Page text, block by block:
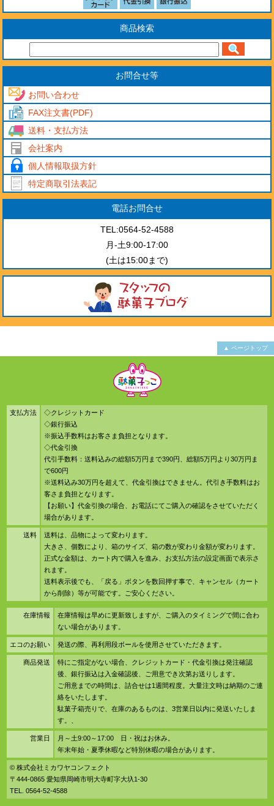
商品検索
お問合せ等
お問い合わせ
FAX注文書(PDF)
送料・支払方法
会社案内
個人情報取扱方針
特定商取引法表記
電話お問合せ
TEL:0564-52-4588
月-土9:00-17:00
(土は15:00まで)
▲ ページトップ
支払方法
◇クレジットカード
◇銀行振込
※振込手数料はお客さま負担となります。
◇代金引換
代引手数料：送料込みの総額5万円まで390円、総額5万円より30万円ま
で600円
※送料込み30万円を超えて、代金引換はできません。代引き手数料はお
客さま負担となります。
【お願い】代金引換の場合、お電話にてご購入の確認をさせていただく
場合があります。
送料
送料は、品物によって変わります。
大きさ、個数により、箱のサイズ、箱の数が変わり金額が変わります。
正式な金額は、カート内で購入を進み、お支払方法の設定画面で表示さ
れます。
送料表示後でも、「戻る」ボタンを数回押す事で、キャンセル（カート
から削除）等が可能です。ご安心ください。
在庫情報
在庫情報は早めに更新致しますが、ご購入のタイミングで間に合わ
ない場合があります。
エコのお願い 発送の際、再利用段ボールを使用させていただきます。
商品発送
特にご指定がない場合、クレジットカード・代金引換は発注確認
後、銀行振込は入金確認後、ご用意でき次第お送りします。
ご用意までの時間は、詰合せは1週間程度。大量注文時は納期のご連
絡をいたします。
駄菓子箱売りで、在庫のあるものは、3営業日以内に発送いたしま
す。、
営業日
月～土9:00～17:00 日・祝はお休み。
年末年始・夏季休暇など特別休暇の場合があります。
© 株式会社ミカワヤコンフェクト
〒444-0865 愛知県岡崎市明大寺町字大圦1-30
TEL. 0564-52-4588